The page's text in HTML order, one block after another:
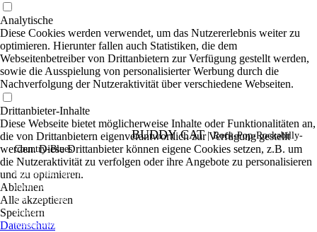
BUDDY CAT|Rock-Pop-Rockabilly-
Country-Blues
Egal ob Hits von Rock’n’Roll über Disco zu Rock und Country, spielt, Buddy Cat
macht Party! Eine musikalische Hommage an an Elvis, Chuck Berry, Johnny Cash
und viele mehr und vielen großen Hits, die uns alle zurück in unsere Jugend
führt.Echter Rockabilly als Mix von Country, Blues und Rock’n’Roll ... 40jährige
werden wieder 16. Die Zeitmaschine ist da und heißt Euch auf. Buddy an der Gitarre,
Analytische
Diese Cookies werden verwendet, um das Nutzererlebnis weiter zu
optimieren. Hierunter fallen auch Statistiken, die dem
Webseitenbetreiber von Drittanbietern zur Verfügung gestellt werden,
sowie die Ausspielung von personalisierter Werbung durch die
Nachverfolgung der Nutzeraktivität über verschiedene Webseiten.
Drittanbieter-Inhalte
Diese Webseite bietet möglicherweise Inhalte oder Funktionalitäten an,
die von Drittanbietern eigenverantwortlich zur Verfügung gestellt
werden. Diese Drittanbieter können eigene Cookies setzen, z.B. um
die Nutzeraktivität zu verfolgen oder ihre Angebote zu personalisieren
und zu optimieren.
Ablehnen
Alle akzeptieren
Speichern
Datenschutz